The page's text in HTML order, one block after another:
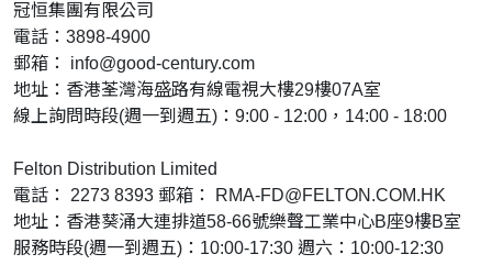
冠恒集團有限公司
電話：3898-4900
郵箱： info@good-century.com
地址：香港荃灣海盛路有線電視大樓29樓07A室
線上詢問時段(週一到週五)：9:00 - 12:00，14:00 - 18:00
Felton Distribution Limited
電話： 2273 8393 郵箱：
RMA-FD@FELTON.COM.HK
地址：香港葵涌大連排道58-66號樂聲工業中心B座9樓B室
服務時段(週一到週五)：10:00-17:30 週六：10:00-12:30